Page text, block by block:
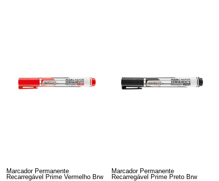
Marcador Permanente
Recarregável Prime Vermelho Brw
Marcador Permanente
Recarregável Prime Preto Brw